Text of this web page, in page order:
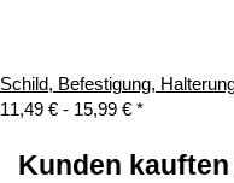
Schild, Befestigung,
11,49 € - 15,99 € *
Kunden